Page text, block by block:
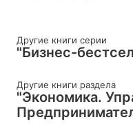
Другие книги серии
"Бизнес-
Другие книги раздела
"Экономика.